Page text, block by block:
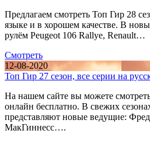
Предлагаем смотреть Топ Гир 28
языке и в хорошем качестве. В
рулём Peugeot 106 Rallye, Renault…
Смотреть
12-08-2020
Топ Гир 27 сезон, все серии на
На нашем сайте вы можете
онлайн бесплатно. В свежих
представляют новые ведущие:
МакГиннесс….